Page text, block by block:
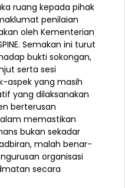
ruang kepada pihak
penilaian
oleh Kementerian
Semakan ini turut
bukti sokongan,
serta sesi
aspek yang masih
yang dilaksanakan
berterusan
memastikan
bukan sekadar
malah benar-
organisasi
secara